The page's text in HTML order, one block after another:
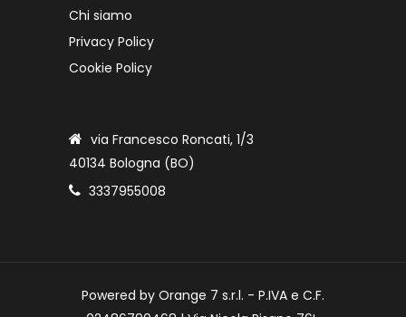
Chi siamo
Privacy Policy
Cookie Policy
via Francesco Roncati, 1/3
40134 Bologna (BO)
3337955008
Powered by Orange 7 s.r.l. - P.IVA e C.F.